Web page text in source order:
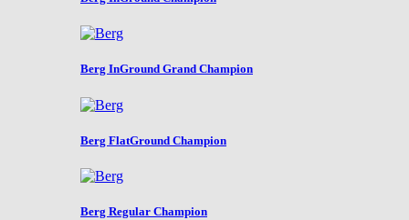
Berg InGround Grand Champion
Berg FlatGround Champion
Berg Regular Champion